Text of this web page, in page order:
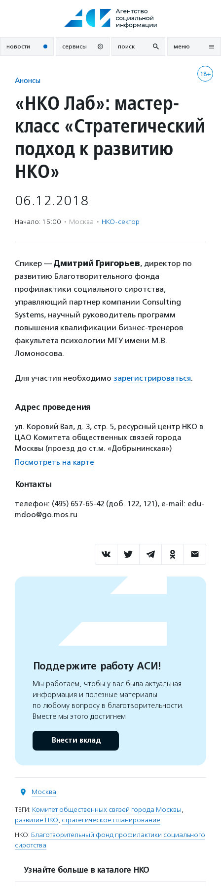
новости сервисы поиск меню
18+
Анонсы
«НКО Лаб»: мастер-
класс «Стратегический
подход к развитию
НКО»
06.12.2018
Начало: 15:00 · Москва · НКО-сектор
Спикер — Дмитрий Григорьев, директор по
развитию Благотворительного фонда
профилактики социального сиротства,
управляющий партнер компании Сonsulting
Systems, научный руководитель программ
повышения квалификации бизнес-тренеров
факультета психологии МГУ имени М.В.
Ломоносова.
Для участия необходимо зарегистрироваться.
Адрес проведения
ул. Коровий Вал, д. 3, стр. 5, ресурсный центр НКО в
ЦАО Комитета общественных связей города
Москвы (проезд до ст.м. «Добрынинская»)
Посмотреть на карте
Контакты
телефон: (495) 657-65-42 (доб. 122, 121), е-mail: edu-
mdoo@go.mos.ru
Поддержите работу АСИ!
Мы работаем, чтобы у вас была актуальная
информация и полезные материалы
по любому вопросу в благотворительности.
Вместе мы этого достигнем
Внести вклад
Москва
ТЕГИ: Комитет общественных связей города Москвы,
развитие НКО, стратегическое планирование
НКО: Благотворительный фонд профилактики социального
сиротства
Узнайте больше в каталоге НКО